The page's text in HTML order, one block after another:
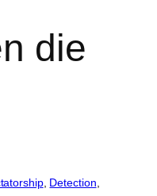
die
, Detection